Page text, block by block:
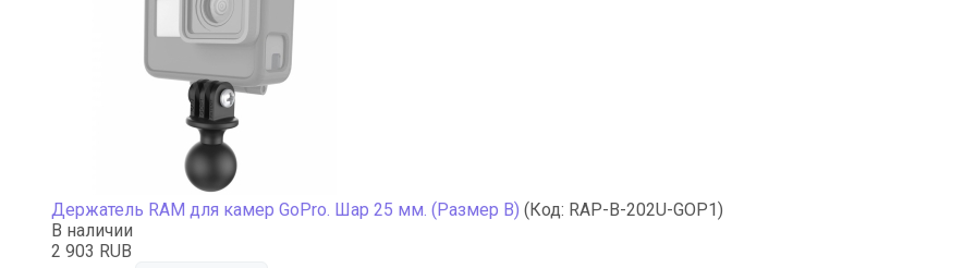
Держатель RAM для камер GoPro. Шар 25 мм. (Размер В) (Код: RAP-B-202U-GOP1)
В наличии
2 903 RUB